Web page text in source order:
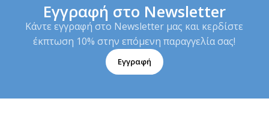
Εγγραφή στο Newsletter
Κάντε εγγραφή στο Newsletter μας και κερδίστε
έκπτωση 10% στην επόμενη παραγγελία σας!
Εγγραφή